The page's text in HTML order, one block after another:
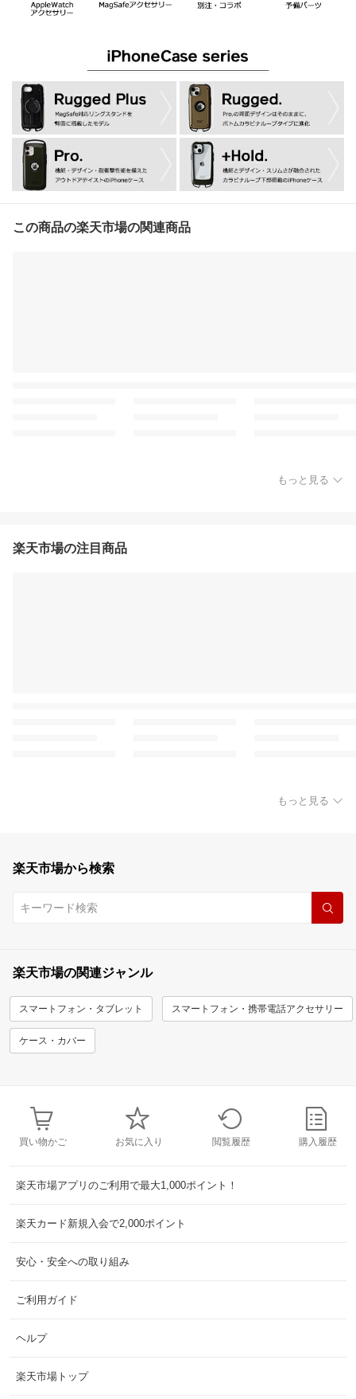
この商品の楽天市場の関連商品
もっと見る
楽天市場の注目商品
もっと見る
楽天市場から検索
楽天市場の関連ジャンル
スマートフォン・タブレット スマートフォン・携帯電話アクセサリー
ケース・カバー
買い物かご お気に入り 閲覧履歴 購入履歴
楽天市場アプリのご利用で最大1,000ポイント！
楽天カード新規入会で2,000ポイント
安心・安全への取り組み
ご利用ガイド
ヘルプ
楽天市場トップ